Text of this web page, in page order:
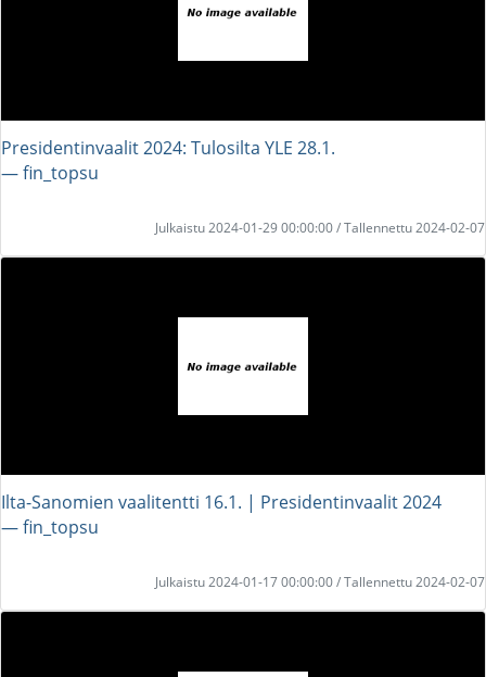
Presidentinvaalit 2024: Tulosilta YLE 28.1.
― fin_topsu
Julkaistu 2024-01-29 00:00:00 / Tallennettu 2024-02-07
Ilta-Sanomien vaalitentti 16.1. | Presidentinvaalit 2024
― fin_topsu
Julkaistu 2024-01-17 00:00:00 / Tallennettu 2024-02-07